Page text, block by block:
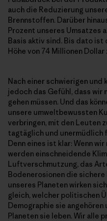
auch die Reduzierung
Brennstoffen. Darüber
Prozent unseres Umsatzes
Basis aktiv sind. Bis dato ist
Höhe von 74 Millionen Dollar
Nach einer schwierigen
jedoch das Gefühl, dass
gehen müssen. Und das
unsere umweltbewussten
verbringen, mit den Leuten
tagtäglich und unermüdlich
Denn eines ist klar: Wenn
werden einschneidende
Luftverschmutzung, das
Bodenerosionen die sichere
unseres Planeten wirken
gleich, welcher politischen
Demographie sie angehören
Planeten sie leben. Wir alle